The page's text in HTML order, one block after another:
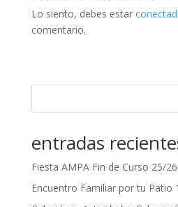
Lo siento, debes estar
comentario.
entradas
Fiesta AMPA Fin de Curso 25/26
Encuentro Familiar por tu Patio